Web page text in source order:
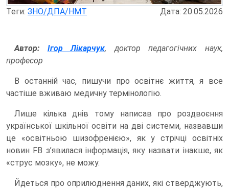
Теги: ЗНО/ДПА/НМТ Дата: 20.05.2026
Автор: Ігор Лікарчук, доктор педагогічних наук,
професор
В останній час, пишучи про освітнє життя, я все
частіше вживаю медичну термінологію.
Лише кілька днів тому написав про роздвоєння
української шкільної освіти на дві системи, назвавши
це «освітньою шизофренією», як у стрічці освітніх
новин FB з’явилася інформація, яку назвати інакше, як
«струс мозку», не можу.
Йдеться про оприлюднення даних, які стверджують,